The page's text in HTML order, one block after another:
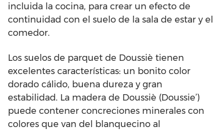
incluida la cocina, para crear un efecto de
continuidad con el suelo de la sala de estar y el
comedor.
Los suelos de parquet de Doussiè tienen
excelentes características: un bonito color
dorado cálido, buena dureza y gran
estabilidad. La madera de Doussiè (Doussie’)
puede contener concreciones minerales con
colores que van del blanquecino al